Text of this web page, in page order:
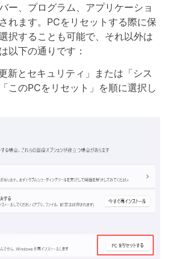
ー、プログラム、アプリケーショ
れます。PCをリセットする際に保
択することも可能で、それ以外は
以下の通りです：
新とセキュリティ」または「シス
このPCをリセット」を順に選択し